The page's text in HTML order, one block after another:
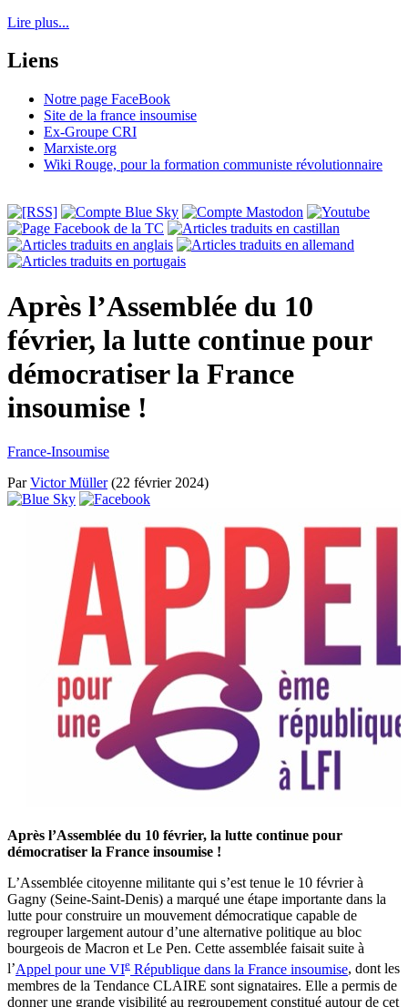
Lire plus...
Liens
Notre page FaceBook
Site de la france insoumise
Ex-Groupe CRI
Marxiste.org
Wiki Rouge, pour la formation communiste révolutionnaire
Après l’Assemblée du 10
février, la lutte continue pour
démocratiser la France
insoumise !
France-Insoumise
ParVictor Müller(22 février 2024)
Après l’Assemblée du 10 février, la lutte continue pour
démocratiser la France insoumise !
L’Assemblée citoyenne militante qui s’est tenue le 10 février à
Gagny (Seine-Saint-Denis) a marqué une étape importante dans la
lutte pour construire un mouvement démocratique capable de
regrouper largement autour d’une alternative politique au bloc
bourgeois de Macron et Le Pen. Cette assemblée faisait suite à
l’Appel pour une VIe République dans la France insoumise, dont les
membres de la Tendance CLAIRE sont signataires. Elle a permis de
donner une grande visibilité au regroupement constitué autour de cet